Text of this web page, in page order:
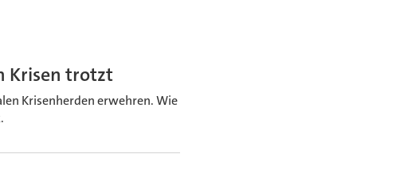
Krisen trotzt
Krisenherden erwehren. Wie